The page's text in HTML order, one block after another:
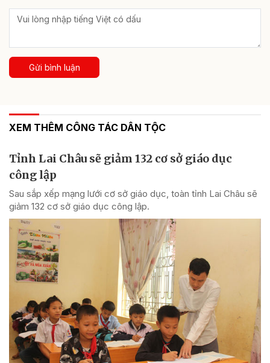
Gửi bình luận
XEM THÊM CÔNG TÁC DÂN TỘC
Tỉnh Lai Châu sẽ giảm 132 cơ sở giáo dục
công lập
Sau sắp xếp mạng lưới cơ sở giáo dục, toàn tỉnh Lai Châu sẽ
giảm 132 cơ sở giáo dục công lập.